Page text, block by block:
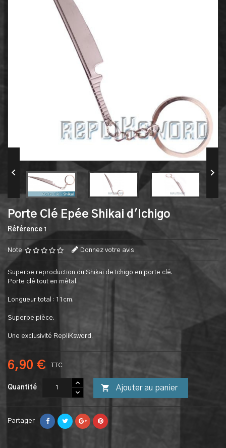
 
Porte Clé Epée Shikai d'Ichigo
Référence 1
Note Donnez votre avis
Superbe reproduction du Shikai de Ichigo en porte clé.
Porte clé tout en métal.
Longueur total : 11cm.
Superbe pièce.
Une exclusivité RepliKsword.
6,90 € TTC
Quantité  Ajouter au panier
Partager